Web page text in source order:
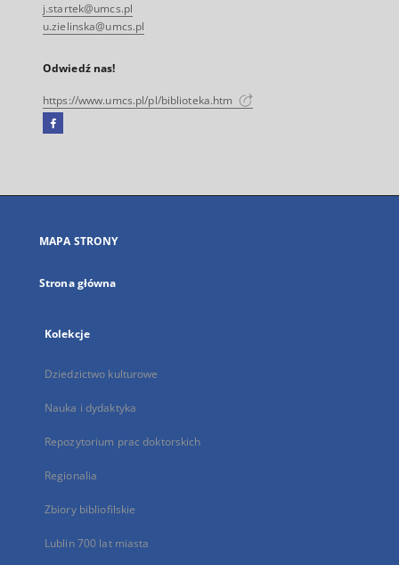
j.startek@umcs.pl
u.zielinska@umcs.pl
Odwiedź nas!
https://www.umcs.pl/pl/biblioteka.htm
Facebook
się
karcie
MAPA STRONY
Strona główna
Kolekcje
Dziedzictwo kulturowe
Nauka i dydaktyka
Repozytorium prac doktorskich
Regionalia
Zbiory bibliofilskie
Lublin 700 lat miasta